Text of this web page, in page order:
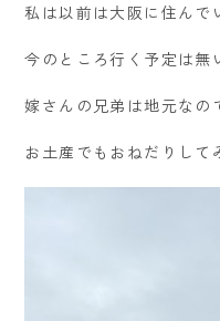
私は以前は大阪に住んで
今のところ行く予定は無
嫁さんの兄弟は地元なの
お土産でもおねだりして